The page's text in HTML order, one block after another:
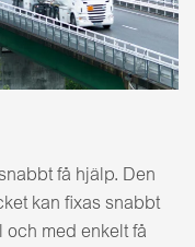
få hjälp. Den
kan fixas snabbt
och med enkelt få